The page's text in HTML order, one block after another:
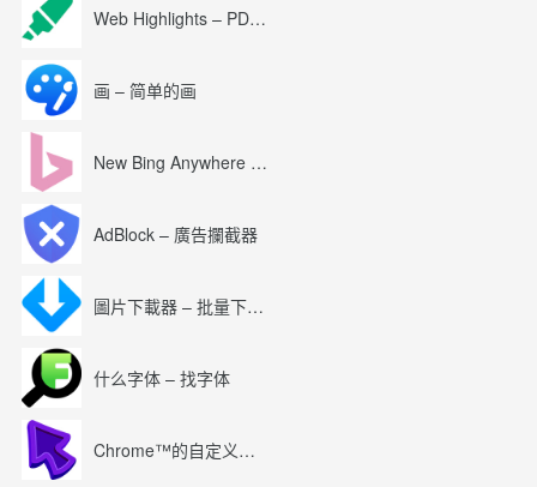
Web Highlights – PDF & Web Highlighter
画 – 简单的画
New Bing Anywhere (Bing Chat GPT-4)
AdBlock – 廣告攔截器
圖片下載器 – 批量下載圖片
什么字体 – 找字体
Chrome™的自定义光标